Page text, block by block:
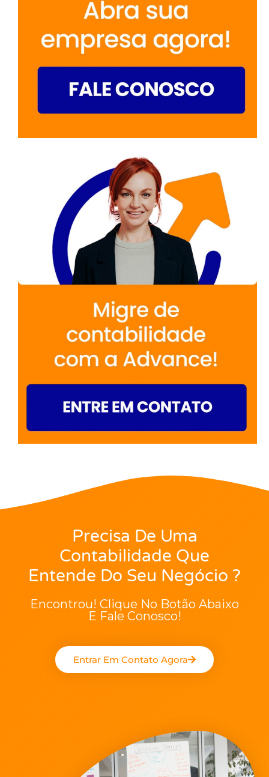
Precisa De Uma
Contabilidade Que
Entende Do Seu Negócio ?
Encontrou! Clique No Botão Abaixo
E Fale Conosco!
Entrar Em Contato Agora